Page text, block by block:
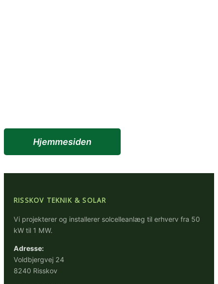
Hjemmesiden
RISSKOV TEKNIK & SOLAR
Vi projekterer og installerer solcelleanlæg til erhverv fra 50
kW til 1 MW.
Adresse:
Voldbjergvej 24
8240 Risskov